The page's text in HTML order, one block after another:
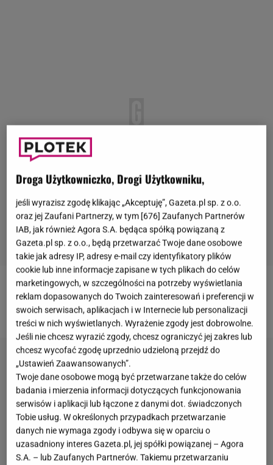
Więcej o kontrowersyjnych sprawach sprzed lat
przeczytasz na stronie głównejGazeta.pl.
Droga Użytkowniczko, Drogi Użytkowniku,
jeśli wyrazisz zgodę klikając „Akceptuję”, Gazeta.pl sp. z o.o.
oraz jej Zaufani Partnerzy, w tym [676] Zaufanych Partnerów
IAB, jak również Agora S.A. będąca spółką powiązaną z
Gazeta.pl sp. z o.o., będą przetwarzać Twoje dane osobowe
takie jak adresy IP, adresy e-mail czy identyfikatory plików
cookie lub inne informacje zapisane w tych plikach do celów
marketingowych, w szczególności na potrzeby wyświetlania
reklam dopasowanych do Twoich zainteresowań i preferencji w
swoich serwisach, aplikacjach i w Internecie lub personalizacji
treści w nich wyświetlanych. Wyrażenie zgody jest dobrowolne.
Jeśli nie chcesz wyrazić zgody, chcesz ograniczyć jej zakres lub
chcesz wycofać zgodę uprzednio udzieloną przejdź do
„Ustawień Zaawansowanych”.
Twoje dane osobowe mogą być przetwarzane także do celów
badania i mierzenia informacji dotyczących funkcjonowania
serwisów i aplikacji lub łączone z danymi dot. świadczonych
Tobie usług. W określonych przypadkach przetwarzanie
danych nie wymaga zgody i odbywa się w oparciu o
uzasadniony interes Gazeta.pl, jej spółki powiązanej – Agora
S.A. – lub Zaufanych Partnerów. Takiemu przetwarzaniu